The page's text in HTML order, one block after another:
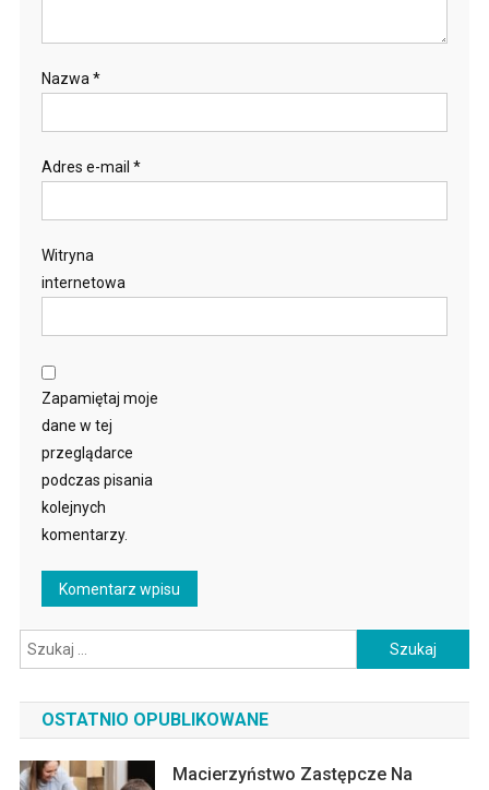
Nazwa *
Adres e-mail *
Witryna
internetowa
Zapamiętaj moje
dane w tej
przeglądarce
podczas pisania
kolejnych
komentarzy.
Szukaj:
OSTATNIO OPUBLIKOWANE
Macierzyństwo Zastępcze Na